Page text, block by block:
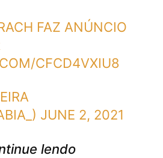
FAZ ANÚNCIO
CFCD4VXIU8
JUNE 2, 2021
lendo